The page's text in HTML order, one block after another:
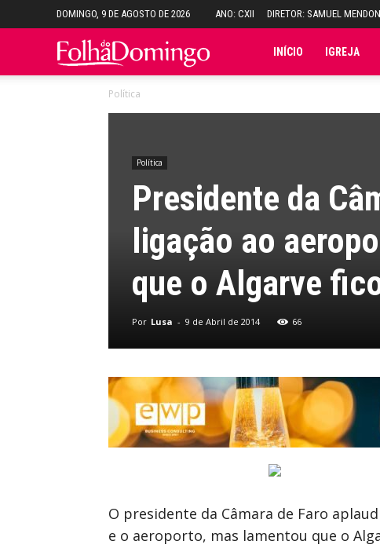
DOMINGO, 9 DE AGOSTO DE 2026 ANO: CXII DIRETOR: SAMUEL
Folha INÍCIO IGREJA
Política
Política
Presidente da
ligação ao
que o Algarve
Por Lusa - 9 de Abril de 2014 66
O presidente da Câmara de Faro
e o aeroporto, mas lamentou que o